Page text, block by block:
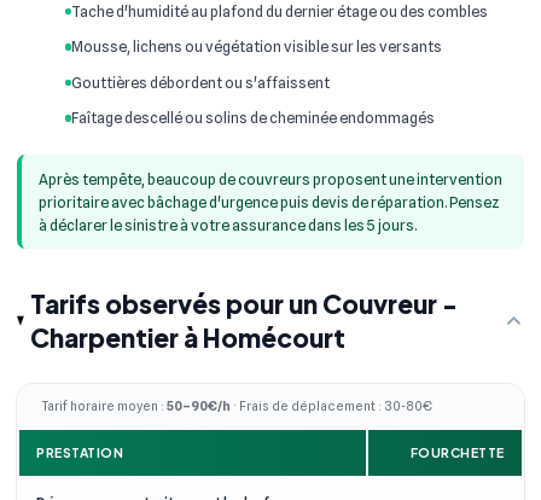
Tache d'humidité au plafond du dernier étage ou des combles
Mousse, lichens ou végétation visible sur les versants
Gouttières débordent ou s'affaissent
Faîtage descellé ou solins de cheminée endommagés
Après tempête, beaucoup de couvreurs proposent une intervention
prioritaire avec bâchage d'urgence puis devis de réparation. Pensez
à déclarer le sinistre à votre assurance dans les 5 jours.
Tarifs observés pour un Couvreur -
Charpentier à Homécourt
Tarif horaire moyen : 50–90€/h · Frais de déplacement : 30-80€
PRESTATION FOURCHETTE